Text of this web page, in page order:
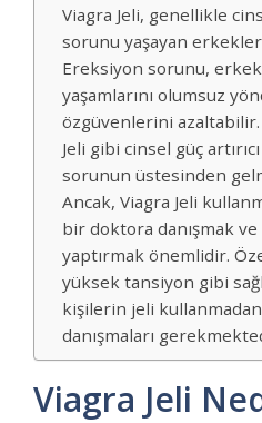
Viagra Jeli, genellikle
sorunu yaşayan
Ereksiyon sorunu,
yaşamlarını olumsuz
özgüvenlerini
Jeli gibi cinsel güç
sorunun üstesinden
Ancak, Viagra Jeli
bir doktora danışmak
yaptırmak önemlidir.
yüksek tansiyon gibi
kişilerin jeli
danışmaları
Viagra Jeli